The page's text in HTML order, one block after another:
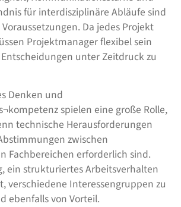
für interdisziplinäre Abläufe sind
Da jedes Projekt
Projektmanager flexibel sein
unter Zeitdruck zu
Denken und
spielen eine große Rolle,
technische Herausforderungen
zwischen
Fachbereichen erforderlich sind.
ein strukturiertes Arbeitsverhalten
verschiedene Interessengruppen zu
ebenfalls von Vorteil.